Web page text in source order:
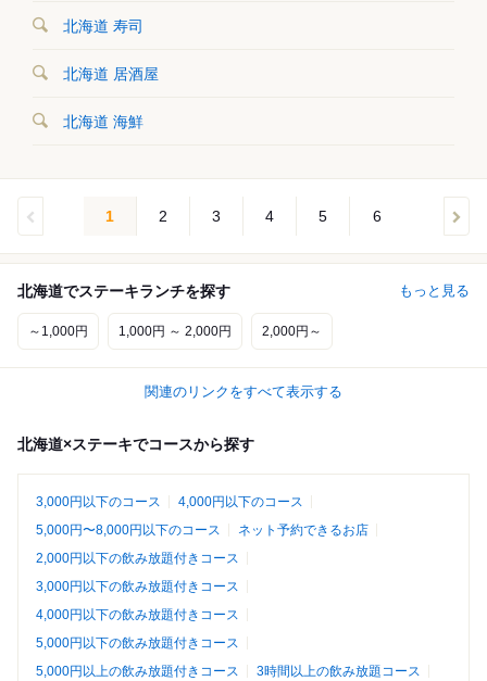
北海道 寿司
北海道 居酒屋
北海道 海鮮
1 2 3 4 5 6
北海道でステーキランチを探す もっと見る
～1,000円 1,000円 ～ 2,000円 2,000円～
関連のリンクをすべて表示する
北海道×ステーキでコースから探す
3,000円以下のコース
4,000円以下のコース
5,000円〜8,000円以下のコース
ネット予約できるお店
2,000円以下の飲み放題付きコース
3,000円以下の飲み放題付きコース
4,000円以下の飲み放題付きコース
5,000円以下の飲み放題付きコース
5,000円以上の飲み放題付きコース
3時間以上の飲み放題コース